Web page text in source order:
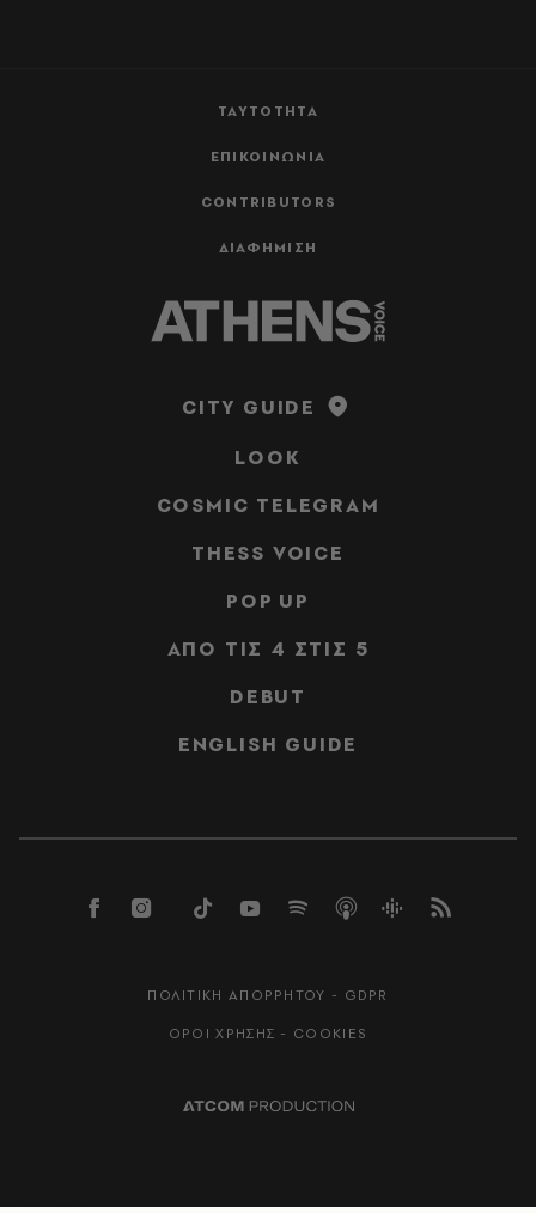
ΤΑΥΤΟΤΗΤΑ
ΕΠΙΚΟΙΝΩΝΙΑ
CONTRIBUTORS
ΔΙΑΦΗΜΙΣΗ
CITY GUIDE
LOOK
COSMIC TELEGRAM
THESS VOICE
POP UP
ΑΠΟ ΤΙΣ 4 ΣΤΙΣ 5
DEBUT
ENGLISH GUIDE
ΠΟΛΙΤΙΚΗ ΑΠΟΡΡΗΤΟΥ - GDPR
ΟΡΟΙ ΧΡΗΣΗΣ - COOKIES